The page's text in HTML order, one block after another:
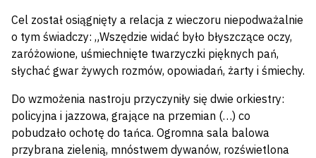
Cel został osiągnięty a relacja z wieczoru niepodważalnie
o tym świadczy: „Wszędzie widać było błyszczące oczy,
zaróżowione, uśmiechnięte twarzyczki pięknych pań,
słychać gwar żywych rozmów, opowiadań, żarty i śmiechy.
Do wzmożenia nastroju przyczyniły się dwie orkiestry:
policyjna i jazzowa, grające na przemian (…) co
pobudzało ochotę do tańca. Ogromna sala balowa
przybrana zielenią, mnóstwem dywanów, rozświetlona